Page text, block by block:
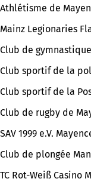
Athlétisme de
Mainz Legionaries
Club de
Club sportif de la
Club sportif de la
Club de rugby de
SAV 1999 e.V.
Club de plongée
TC Rot-Weiß Casino